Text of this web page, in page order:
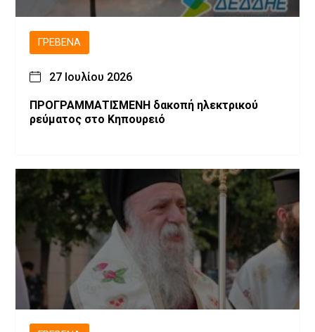
ΓΡΕΒΕΝΆ
27 Ιουλίου 2026
ΠΡΟΓΡΑΜΜΑΤΙΣΜΕΝH δακοπή ηλεκτρικού
ρεύματος στο Κηπουρειό